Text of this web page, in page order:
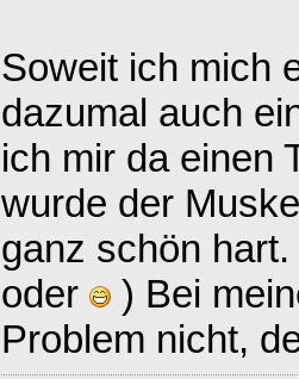
Soweit ich mich
dazumal auch
ich mir da einen
wurde der
ganz schön
oder
) Bei
Problem nicht,